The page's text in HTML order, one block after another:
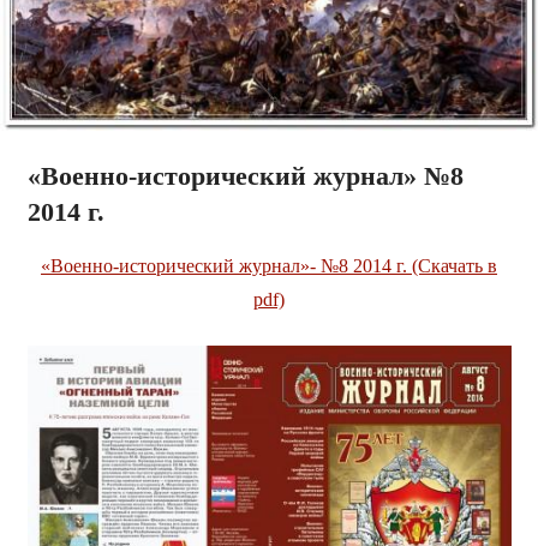
«Военно-исторический журнал» №8
2014 г.
«Военно-исторический журнал»- №8 2014 г. (Скачать в
pdf)